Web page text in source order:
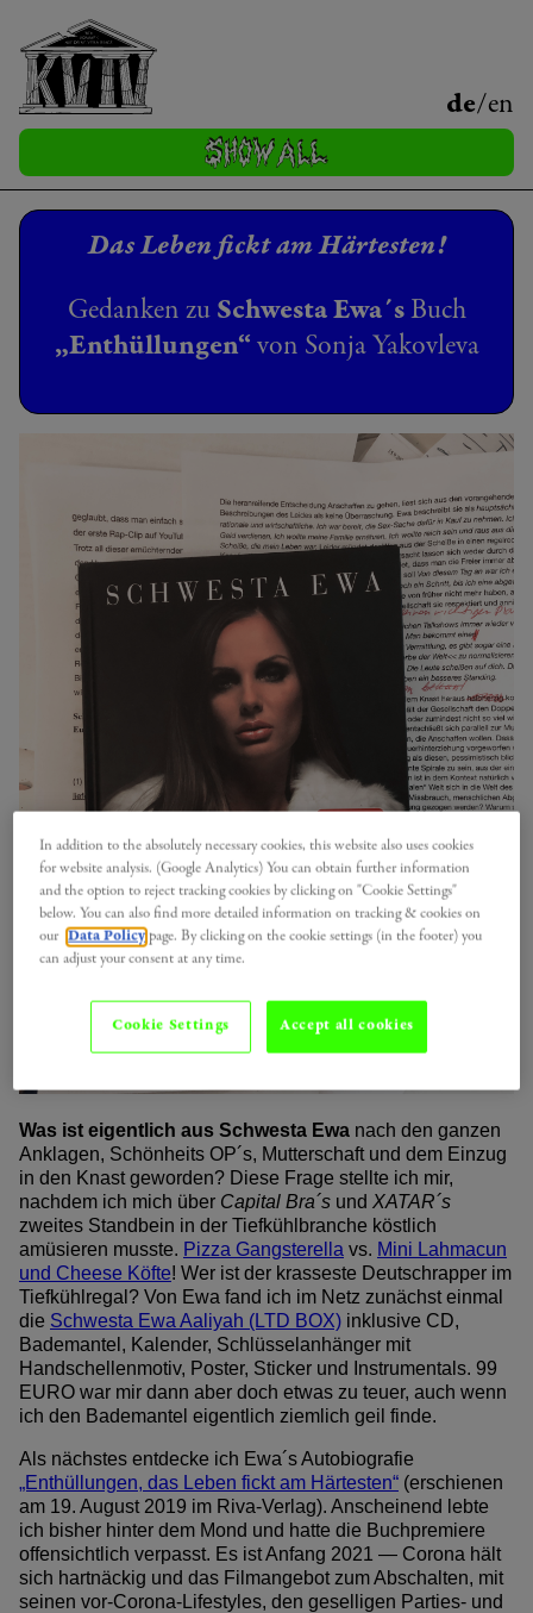
de/en
Das Leben fickt am Härtesten!
Gedanken zu Schwesta Ewa´sBuch
„Enthüllungen“ von Sonja Yakovleva
Was ist eigentlich aus Schwesta Ewa nach den ganzen
Anklagen, Schönheits OP´s, Mutterschaft und dem Einzug
in den Knast geworden? Diese Frage stellte ich mir,
nachdem ich mich über Capital Bra´s und XATAR´s
zweites Standbein in der Tiefkühlbranche köstlich
amüsieren musste. Pizza Gangsterella vs. Mini Lahmacun
und Cheese Köfte! Wer ist der krasseste Deutschrapper im
Tiefkühlregal? Von Ewa fand ich im Netz zunächst einmal
die Schwesta Ewa Aaliyah (LTD BOX) inklusive CD,
Bademantel, Kalender, Schlüsselanhänger mit
Handschellenmotiv, Poster, Sticker und Instrumentals. 99
EURO war mir dann aber doch etwas zu teuer, auch wenn
ich den Bademantel eigentlich ziemlich geil finde.
Als nächstes entdecke ich Ewa´s Autobiografie
„Enthüllungen, das Leben fickt am Härtesten“ (erschienen
am 19. August 2019 im Riva-Verlag). Anscheinend lebte
ich bisher hinter dem Mond und hatte die Buchpremiere
offensichtlich verpasst. Es ist Anfang 2021 — Corona hält
sich hartnäckig und das Filmangebot zum Abschalten, mit
seinen vor-Corona-Lifestyles, den geselligen Parties- und
In addition to the absolutely necessary cookies, this website also uses cookies
for website analysis. (Google Analytics) You can obtain further information
and the option to reject tracking cookies by clicking on "Cookie Settings"
below. You can also find more detailed information on tracking & cookies on
our
Data Policy page. By clicking on the cookie settings (in the footer) you
can adjust your consent at any time.
Accept all cookies
Cookie Settings